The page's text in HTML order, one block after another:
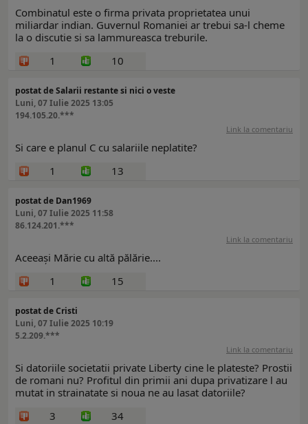
Combinatul este o firma privata proprietatea unui
miliardar indian. Guvernul Romaniei ar trebui sa-l cheme
la o discutie si sa lammureasca treburile.
1
10
postat de Salarii restante si nici o veste
Luni, 07 Iulie 2025 13:05
194.105.20.***
Link la comentariu
Si care e planul C cu salariile neplatite?
1
13
postat de Dan1969
Luni, 07 Iulie 2025 11:58
86.124.201.***
Link la comentariu
Aceeași Mărie cu altă pălărie....
1
15
postat de Cristi
Luni, 07 Iulie 2025 10:19
5.2.209.***
Link la comentariu
Si datoriile societatii private Liberty cine le plateste? Prostii
de romani nu? Profitul din primii ani dupa privatizare l au
mutat in strainatate si noua ne au lasat datoriile?
3
34